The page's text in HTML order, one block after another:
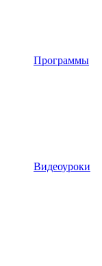
Программы
Видеоуроки